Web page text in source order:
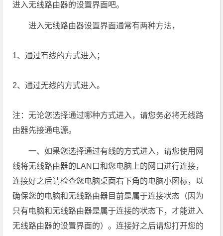
进入无线路由器的设置界面吧。
进入无线路由器设置界面通常有两种方法，
1、通过有线的方式进入；
2、通过无线的方式进入。
注：无论您选择通过哪种方式进入，请您务必将无线路
由器先接通电源。
一、如果您选择通过有线的方式进入，请您使用网
线将无线路由器的LAN口和您电脑上的网口进行连接，
连接好之后请检查您电脑桌面右下角的电脑小图标，以
确保您的电脑和无线路由器目前是属于连接状态（因为
只有电脑和无线路由器是属于连接的状态下，才能进入
无线路由器的设置界面的）。连接好之后请您打开您的